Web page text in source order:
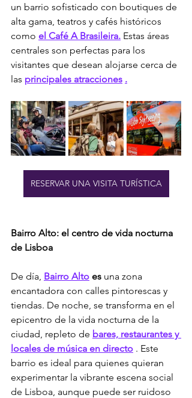
un barrio sofisticado con boutiques de
alta gama, teatros y cafés históricos
como el Café A Brasileira. Estas áreas
centrales son perfectas para los
visitantes que desean alojarse cerca de
las principales atracciones .
RESERVAR UNA VISITA TURÍSTICA
Bairro Alto: el centro de vida nocturna
de Lisboa
De día, Bairro Alto es una zona
encantadora con calles pintorescas y
tiendas. De noche, se transforma en el
epicentro de la vida nocturna de la
ciudad, repleto de bares, restaurantes y
locales de música en directo . Este
barrio es ideal para quienes quieran
experimentar la vibrante escena social
de Lisboa, aunque puede ser ruidoso